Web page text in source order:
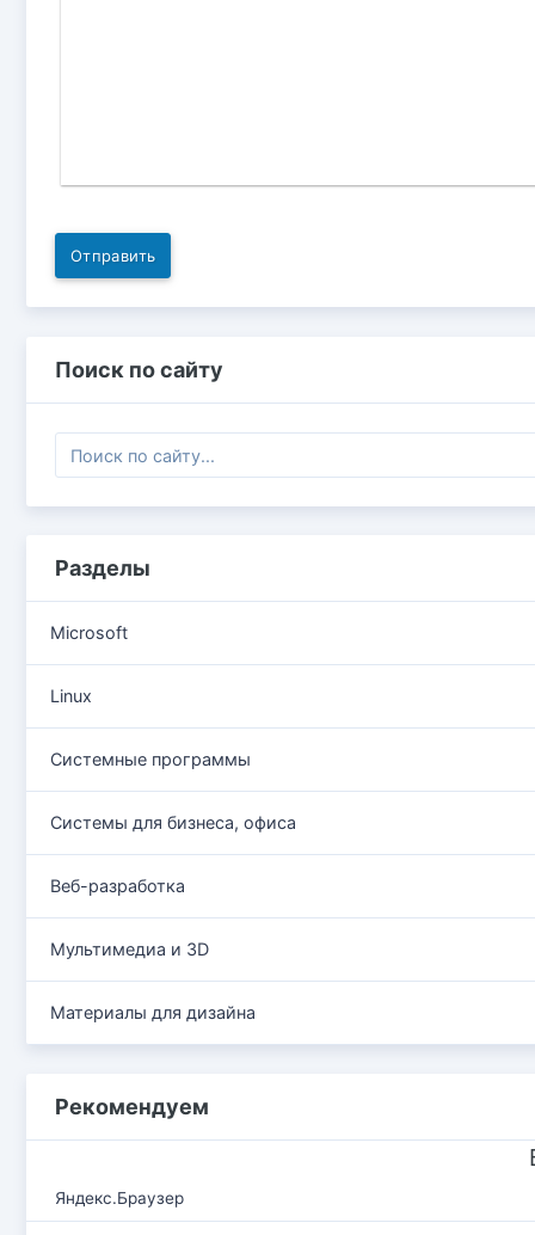
Отправить
Поиск по сайту
Разделы
Microsoft
Linux
Системные программы
Системы для бизнеса, офиса
Веб-разработка
Мультимедиа и 3D
Материалы для дизайна
Рекомендуем
Яндекс.Браузер